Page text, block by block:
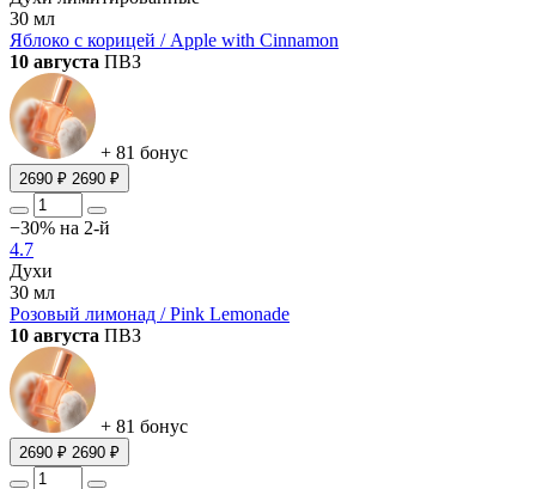
30 мл
Яблоко с корицей / Apple with Cinnamon
10 августа ПВЗ
+ 81 бонус
2690 ₽ 2690 ₽
−30% на 2-й
4.7
Духи
30 мл
Розовый лимонад / Pink Lemonade
10 августа ПВЗ
+ 81 бонус
2690 ₽ 2690 ₽